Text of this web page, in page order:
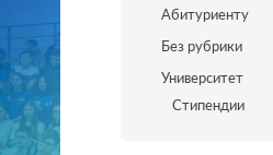
Абитуриенту
Без рубрики
Университет
Стипендии